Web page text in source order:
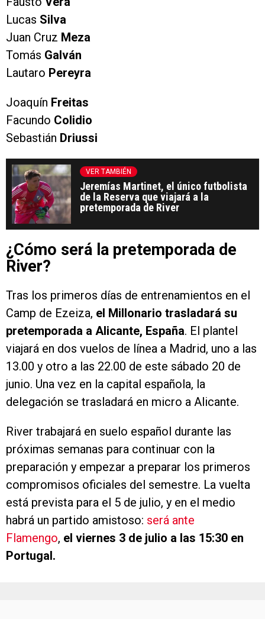
Lucas Silva
Juan Cruz Meza
Tomás Galván
Lautaro Pereyra
Joaquín Freitas
Facundo Colidio
Sebastián Driussi
VER TAMBIÉN
Jeremías Martinet, el único futbolista
de la Reserva que viajará a la
pretemporada de River
¿Cómo será la pretemporada de
River?
Tras los primeros días de entrenamientos en el
Camp de Ezeiza, el Millonario trasladará su
pretemporada a Alicante, España. El plantel
viajará en dos vuelos de línea a Madrid, uno a las
13.00 y otro a las 22.00 de este sábado 20 de
junio. Una vez en la capital española, la
delegación se trasladará en micro a Alicante.
River trabajará en suelo español durante las
próximas semanas para continuar con la
preparación y empezar a preparar los primeros
compromisos oficiales del semestre. La vuelta
está prevista para el 5 de julio, y en el medio
habrá un partido amistoso: será ante
Flamengo, el viernes 3 de julio a las 15:30 en
Portugal.